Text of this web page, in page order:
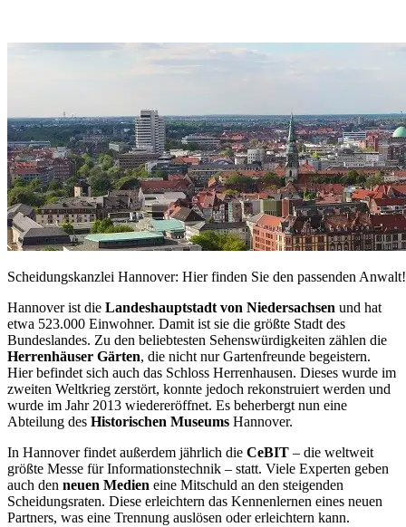
Scheidungskanzlei Hannover: Hier finden Sie den passenden Anwalt!
Hannover ist die Landeshauptstadt von Niedersachsen und hat
etwa 523.000 Einwohner. Damit ist sie die größte Stadt des
Bundeslandes. Zu den beliebtesten Sehenswürdigkeiten zählen die
Herrenhäuser Gärten, die nicht nur Gartenfreunde begeistern.
Hier befindet sich auch das Schloss Herrenhausen. Dieses wurde im
zweiten Weltkrieg zerstört, konnte jedoch rekonstruiert werden und
wurde im Jahr 2013 wiedereröffnet. Es beherbergt nun eine
Abteilung des Historischen Museums Hannover.
In Hannover findet außerdem jährlich die CeBIT – die weltweit
größte Messe für Informationstechnik – statt. Viele Experten geben
auch den neuen Medien eine Mitschuld an den steigenden
Scheidungsraten. Diese erleichtern das Kennenlernen eines neuen
Partners, was eine Trennung auslösen oder erleichtern kann.